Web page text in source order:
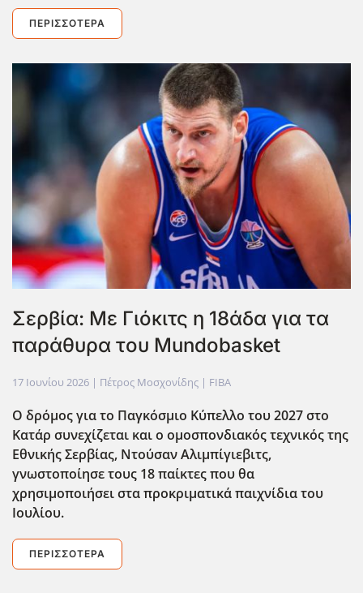
ΠΕΡΙΣΣΌΤΕΡΑ
Σερβία: Με Γιόκιτς η 18άδα για τα
παράθυρα του Mundobasket
17 Ιουνίου 2026 | Πέτρος Μοσχονίδης | FIBA
Ο δρόμος για το Παγκόσμιο Κύπελλο του 2027 στο
Κατάρ συνεχίζεται και ο ομοσπονδιακός τεχνικός της
Εθνικής Σερβίας, Ντούσαν Αλιμπίγιεβιτς,
γνωστοποίησε τους 18 παίκτες που θα
χρησιμοποιήσει στα προκριματικά παιχνίδια του
Ιουλίου.
ΠΕΡΙΣΣΌΤΕΡΑ